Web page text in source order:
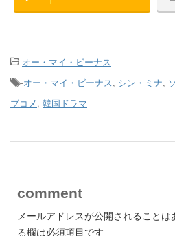
-オー・マイ・ビーナス
-オー・マイ・ビーナス, シン・ミナ,
ブコメ, 韓国ドラマ
comment
メールアドレスが公開されることは
る欄は必須項目です